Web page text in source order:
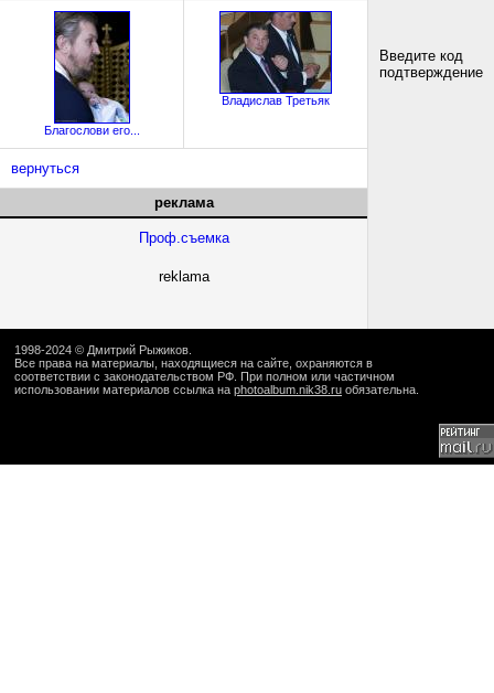
Благослови его...
Владислав Третьяк
вернуться
реклама
Проф.съемка
reklama
Введите код
подтверждение
1998-2024 © Дмитрий Рыжиков
Все права на материалы, находящиеся на сайте, охраняются в
соответствии с законодательством РФ. При полном или частичном
использовании материалов ссылка на photoalbum.nik38.ru обязательна.